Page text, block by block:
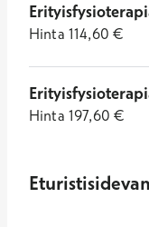
Hinta 114,60 €
Hinta 197,60 €